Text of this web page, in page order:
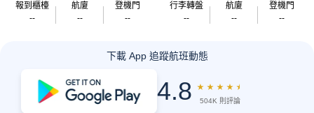
報到櫃檯
--
航廈
--
登機門
--
行李轉盤
--
航廈
--
登機門
--
下載 App 追蹤航班動態
4.8 ★ ★ ★ ★ ★
504K 則評論